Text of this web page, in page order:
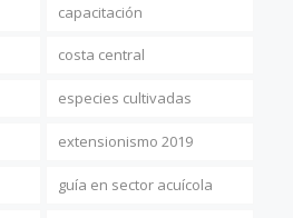
capacitación
costa central
especies cultivadas
extensionismo 2019
guía en sector acuícola